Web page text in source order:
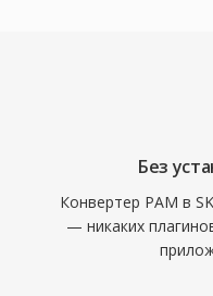
Без
Конвертер PAM в
— никаких